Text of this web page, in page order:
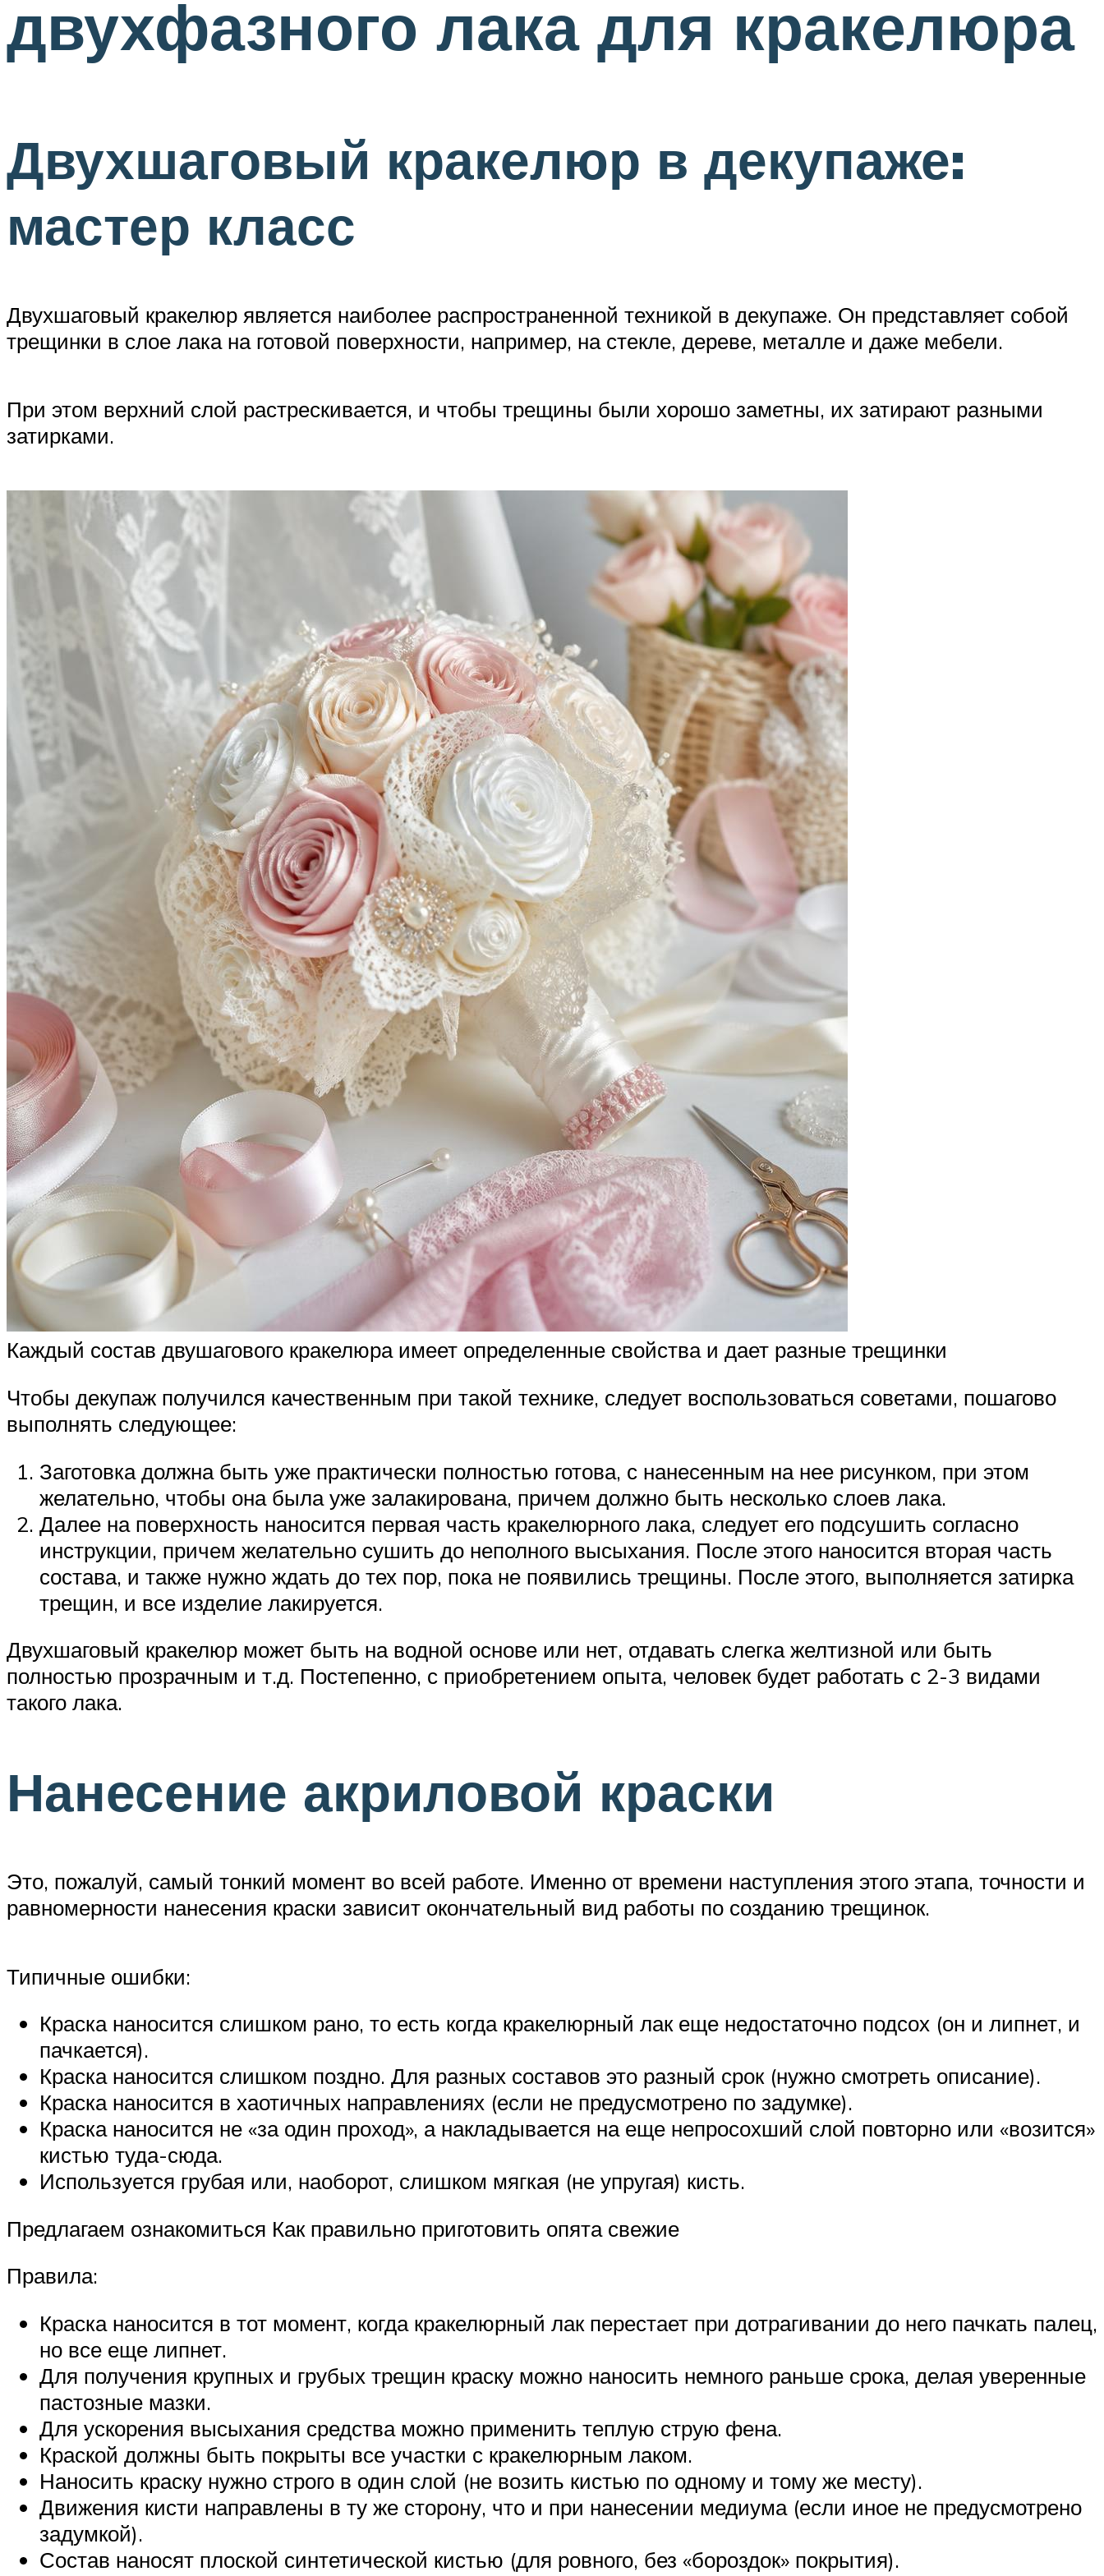
двухфазного лака для кракелюра
Двухшаговый кракелюр в декупаже:
мастер класс
Двухшаговый кракелюр является наиболее распространенной техникой в декупаже. Он представляет собой
трещинки в слое лака на готовой поверхности, например, на стекле, дереве, металле и даже мебели.
При этом верхний слой растрескивается, и чтобы трещины были хорошо заметны, их затирают разными
затирками.
Каждый состав двушагового кракелюра имеет определенные свойства и дает разные трещинки
Чтобы декупаж получился качественным при такой технике, следует воспользоваться советами, пошагово
выполнять следующее:
Заготовка должна быть уже практически полностью готова, с нанесенным на нее рисунком, при этом
желательно, чтобы она была уже залакирована, причем должно быть несколько слоев лака.
Далее на поверхность наносится первая часть кракелюрного лака, следует его подсушить согласно
инструкции, причем желательно сушить до неполного высыхания. После этого наносится вторая часть
состава, и также нужно ждать до тех пор, пока не появились трещины. После этого, выполняется затирка
трещин, и все изделие лакируется.
Двухшаговый кракелюр может быть на водной основе или нет, отдавать слегка желтизной или быть
полностью прозрачным и т.д. Постепенно, с приобретением опыта, человек будет работать с 2-3 видами
такого лака.
Нанесение акриловой краски
Это, пожалуй, самый тонкий момент во всей работе. Именно от времени наступления этого этапа, точности и
равномерности нанесения краски зависит окончательный вид работы по созданию трещинок.
Типичные ошибки:
Краска наносится слишком рано, то есть когда кракелюрный лак еще недостаточно подсох (он и липнет, и
пачкается).
Краска наносится слишком поздно. Для разных составов это разный срок (нужно смотреть описание).
Краска наносится в хаотичных направлениях (если не предусмотрено по задумке).
Краска наносится не «за один проход», а накладывается на еще непросохший слой повторно или «возится»
кистью туда-сюда.
Используется грубая или, наоборот, слишком мягкая (не упругая) кисть.
Предлагаем ознакомиться Как правильно приготовить опята свежие
Правила:
Краска наносится в тот момент, когда кракелюрный лак перестает при дотрагивании до него пачкать палец,
но все еще липнет.
Для получения крупных и грубых трещин краску можно наносить немного раньше срока, делая уверенные
пастозные мазки.
Для ускорения высыхания средства можно применить теплую струю фена.
Краской должны быть покрыты все участки с кракелюрным лаком.
Наносить краску нужно строго в один слой (не возить кистью по одному и тому же месту).
Движения кисти направлены в ту же сторону, что и при нанесении медиума (если иное не предусмотрено
задумкой).
Состав наносят плоской синтетической кистью (для ровного, без «бороздок» покрытия).